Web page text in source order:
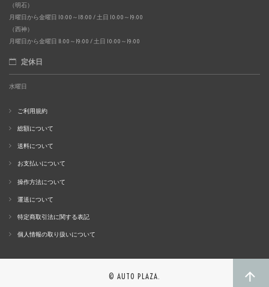
（明石）
月曜日から金曜日 10:00～18:00 / 土日 10:00～19:00
（西神）
月曜日から金曜日 11:00～19:00 / 土日 10:00～19:00
定休日
水曜日
ご利用規約
総額について
送料について
お支払いについて
操作方法について
運送について
特定商取引法に関する表記
個人情報の取り扱いについて
© AUTO PLAZA.